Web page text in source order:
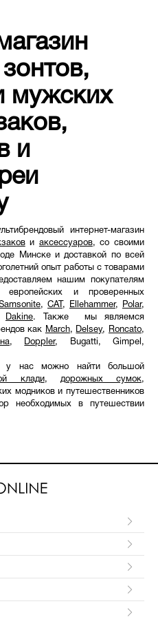
мужских
и
интернет-магазин
и аксессуаров, со своими
Минске и доставкой по всей
опыт работы с товарами
нашим покупателям
европейских и проверенных
, CAT , Ellehammer, Polar,
Dakine. Также мы являемся
как March, Delsey, Roncato,
, Doppler, Bugatti, Gimpel,
у нас можно найти большой
клади, дорожных сумок,
модников и путешественников
необходимых в путешествии